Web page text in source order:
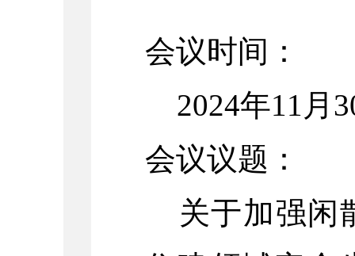
会议时间：
2024年11月
会议议题：
关于加强闲